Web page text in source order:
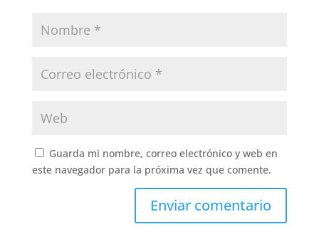
Guarda mi nombre, correo electrónico y web en
este navegador para la próxima vez que comente.